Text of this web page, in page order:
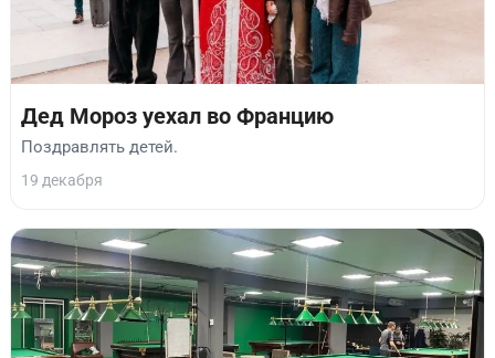
Дед Мороз уехал во Францию
Поздравлять детей.
19 декабря